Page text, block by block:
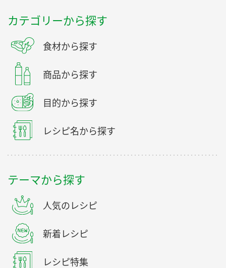
カテゴリーから探す
食材から探す
商品から探す
目的から探す
レシピ名から探す
テーマから探す
人気のレシピ
新着レシピ
レシピ特集